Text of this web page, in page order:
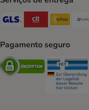
GLS Shipping Method
CTTExpress
Pagamento seguro
Security